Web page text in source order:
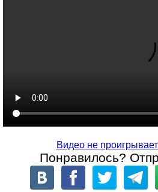
Видео не
Понравилось?